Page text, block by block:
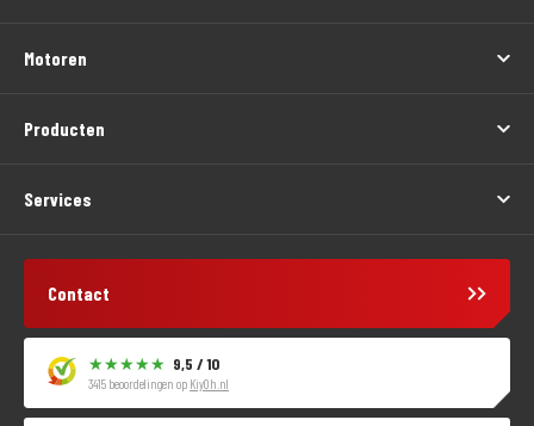
Motoren
Producten
Services
Contact
9,5 / 10
3415 beoordelingen op KiyOh.nl